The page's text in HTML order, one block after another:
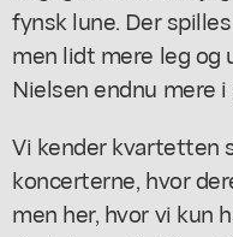
fynsk lune. Der
men lidt mere leg og
Nielsen endnu mere i
Vi kender kvartetten
koncerterne, hvor
men her, hvor vi kun